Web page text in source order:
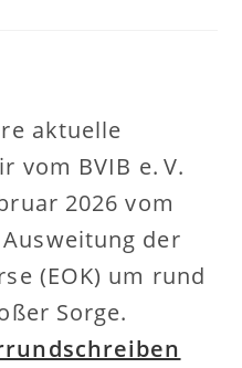
aktuelle
vom BVIB e. V.
2026 vom
der
(EOK) um rund
Sorge.